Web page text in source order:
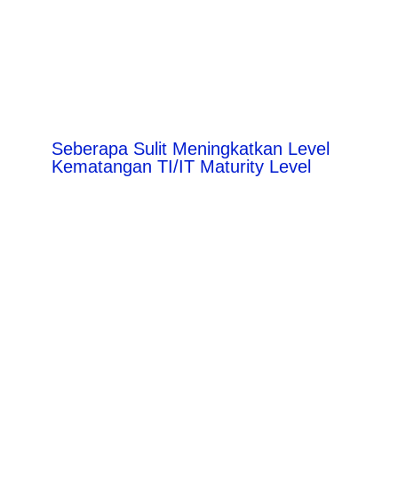
Seberapa Sulit Meningkatkan Level
Kematangan TI/IT Maturity Level